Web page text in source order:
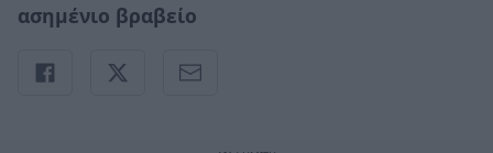
ασημένιο βραβείο